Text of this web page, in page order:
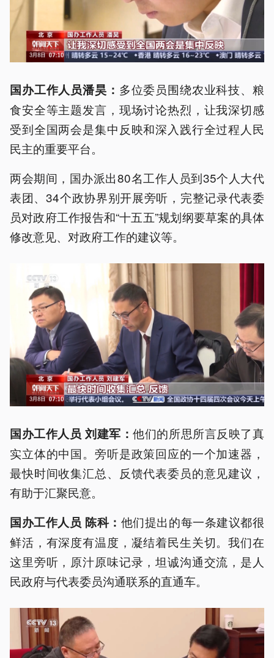
国办工作人员潘昊 ： 多位委员围绕农业科技、粮
食安全等主题发言，现场讨论热烈，让我深切感
受到全国两会是集中反映和深入践行全过程人民
民主的重要平台。
两会期间，国办派出80名工作人员到35个人大代
表团、34个政协界别开展旁听，完整记录代表委
员对政府工作报告和“十五五”规划纲要草案的具体
修改意见、对政府工作的建议等。
国办工作人员 刘建军：他们的所思所言反映了真
实立体的中国。旁听是政策回应的一个加速器，
最快时间收集汇总、反馈代表委员的意见建议，
有助于汇聚民意。
国办工作人员 陈科： 他们提出的每一条建议都很
鲜活，有深度有温度，凝结着民生关切。我们在
这里旁听，原汁原味记录，坦诚沟通交流，是人
民政府与代表委员沟通联系的直通车。